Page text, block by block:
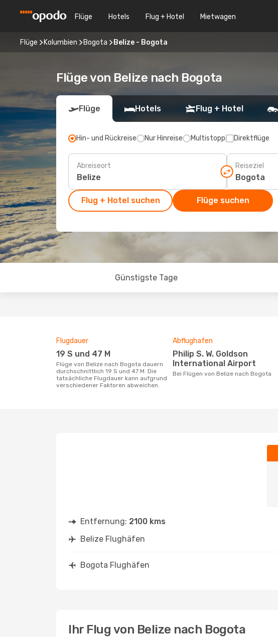
Flüge Hotels Flug + Hotel Mietwagen
Flüge Kolumbien Bogota Belize - Bogota
Flüge von Belize nach Bogota
Flüge Hotels Flug + Hotel
Hin- und Rückreise Nur Hinreise Multistopp Direktflüge
Abreiseort Reiseziel
Flug + Hotel suchen Flüge suchen
Günstigste Tage
Flugdauer
19 S und 47 M
Flüge von Belize nach Bogota dauern
durchschnittlich 19 S und 47 M. Die
tatsächliche Flugdauer kann aufgrund
verschiedener Faktoren abweichen.
Abflughafen
Philip S. W. Goldson
International Airport
Bei Flügen von Belize nach Bogota
Entfernung: 2100 kms
Belize Flughäfen
Bogota Flughäfen
Ihr Flug von Belize nach Bogota